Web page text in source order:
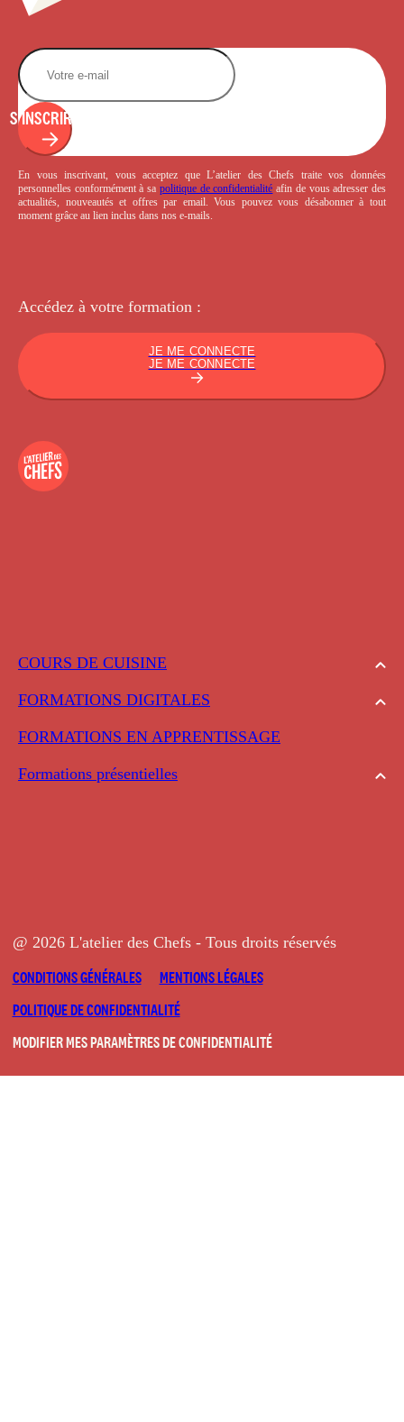
COURS DE CUISINE
FORMATIONS DIGITALES
FORMATIONS EN APPRENTISSAGE
Formations présentielles
S'INSCRIRE
En vous inscrivant, vous acceptez que L’atelier des Chefs traite vos données
personnelles conformément à sa politique de confidentialité afin de vous adresser des
actualités, nouveautés et offres par email. Vous pouvez vous désabonner à tout
moment grâce au lien inclus dans nos e-mails.
Accédez à votre formation :
JE ME CONNECTE
JE ME CONNECTE
@ 2026 L'atelier des Chefs - Tous droits réservés
CONDITIONS GÉNÉRALES
MENTIONS LÉGALES
POLITIQUE DE CONFIDENTIALITÉ
MODIFIER MES PARAMÈTRES DE CONFIDENTIALITÉ